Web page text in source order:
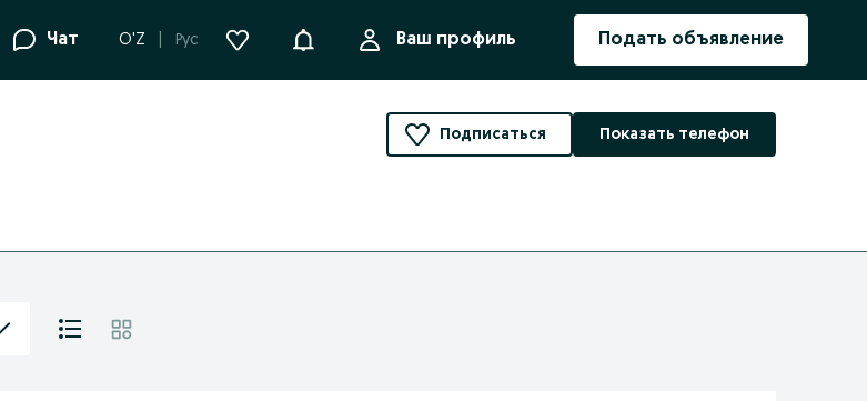
Чат O'Z Рус УведомленияВаш профиль Подать объявление
Подписаться Показать телефон